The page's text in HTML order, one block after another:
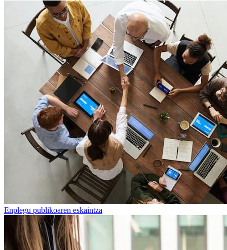
Enplegu publikoaren eskaintza